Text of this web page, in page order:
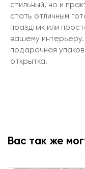
стильный, но и
стать отличным
праздник или
вашему
подарочная
открытка.
Вас так же